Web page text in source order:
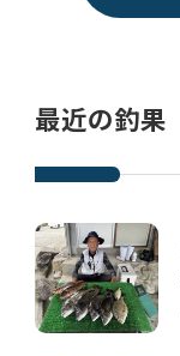
最近の釣果